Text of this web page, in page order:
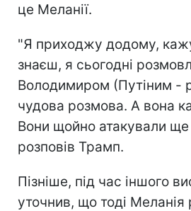
це Меланії.
"Я приходжу додому,
знаєш, я сьогодні
Володимиром (Путіним -
чудова розмова. А вона
Вони щойно атакували ще
розповів Трамп.
Пізніше, під час іншого
уточнив, що тоді Меланія